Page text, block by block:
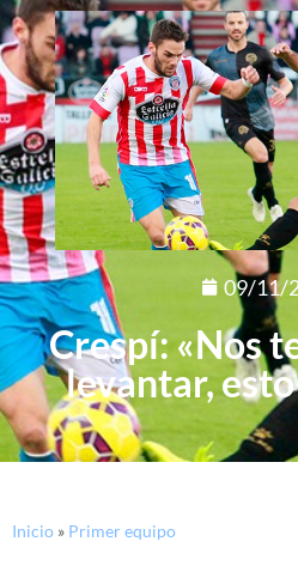
09/11/
Crespí: «Nos
levantar,
Inicio » Primer equipo